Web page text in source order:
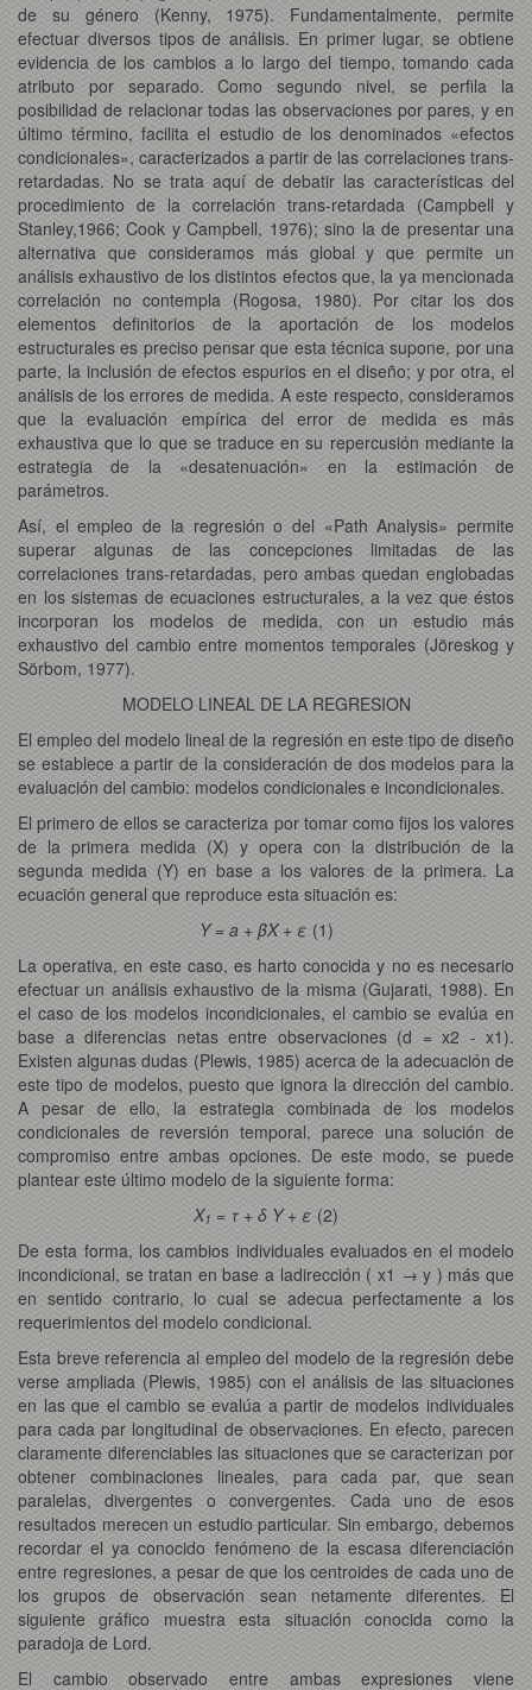
de su género (Kenny, 1975). Fundamentalmente, permite
efectuar diversos tipos de análisis. En primer lugar, se obtiene
evidencia de los cambios a lo largo del tiempo, tomando cada
atributo por separado. Como segundo nivel, se perfila la
posibilidad de relacionar todas las observaciones por pares, y en
último término, facilita el estudio de los denominados «efectos
condicionales», caracterizados a partir de las correlaciones trans-
retardadas. No se trata aquí de debatir las características del
procedimiento de la correlación trans-retardada (Campbell y
Stanley,1966; Cook y Campbell, 1976); sino la de presentar una
alternativa que consideramos más global y que permite un
análisis exhaustivo de los distintos efectos que, la ya mencionada
correlación no contempla (Rogosa, 1980). Por citar los dos
elementos definitorios de la aportación de los modelos
estructurales es preciso pensar que esta técnica supone, por una
parte, la inclusión de efectos espurios en el diseño; y por otra, el
análisis de los errores de medida. A este respecto, consideramos
que la evaluación empírica del error de medida es más
exhaustiva que lo que se traduce en su repercusión mediante la
estrategia de la «desatenuación» en la estimación de
parámetros.
Así, el empleo de la regresión o del «Path Analysis» permite
superar algunas de las concepciones limitadas de las
correlaciones trans-retardadas, pero ambas quedan englobadas
en los sistemas de ecuaciones estructurales, a la vez que éstos
incorporan los modelos de medida, con un estudio más
exhaustivo del cambio entre momentos temporales (Jöreskog y
Sörbom, 1977).
MODELO LINEAL DE LA REGRESION
El empleo del modelo lineal de la regresión en este tipo de diseño
se establece a partir de la consideración de dos modelos para la
evaluación del cambio: modelos condicionales e incondicionales.
El primero de ellos se caracteriza por tomar como fijos los valores
de la primera medida (X) y opera con la distribución de la
segunda medida (Y) en base a los valores de la primera. La
ecuación general que reproduce esta situación es:
Y = a + βX + ε (1)
La operativa, en este caso, es harto conocida y no es necesario
efectuar un análisis exhaustivo de la misma (Gujarati, 1988). En
el caso de los modelos incondicionales, el cambio se evalúa en
base a diferencias netas entre observaciones (d = x2 - x1).
Existen algunas dudas (Plewis, 1985) acerca de la adecuación de
este tipo de modelos, puesto que ignora la dirección del cambio.
A pesar de ello, la estrategia combinada de los modelos
condicionales de reversión temporal, parece una solución de
compromiso entre ambas opciones. De este modo, se puede
plantear este último modelo de la siguiente forma:
X1 = τ + δ Y + ε (2)
De esta forma, los cambios individuales evaluados en el modelo
incondicional, se tratan en base a ladirección ( x1 → y ) más que
en sentido contrario, lo cual se adecua perfectamente a los
requerimientos del modelo condicional.
Esta breve referencia al empleo del modelo de la regresión debe
verse ampliada (Plewis, 1985) con el análisis de las situaciones
en las que el cambio se evalúa a partir de modelos individuales
para cada par longitudinal de observaciones. En efecto, parecen
claramente diferenciables las situaciones que se caracterizan por
obtener combinaciones lineales, para cada par, que sean
paralelas, divergentes o convergentes. Cada uno de esos
resultados merecen un estudio particular. Sin embargo, debemos
recordar el ya conocido fenómeno de la escasa diferenciación
entre regresiones, a pesar de que los centroides de cada uno de
los grupos de observación sean netamente diferentes. El
siguiente gráfico muestra esta situación conocida como la
paradoja de Lord.
El cambio observado entre ambas expresiones viene